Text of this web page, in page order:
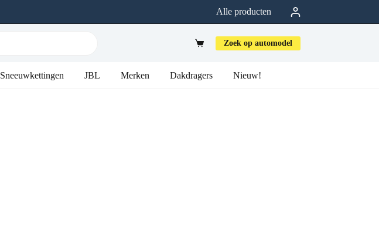
Alle producten
Zoek op automodel
Sneeuwkettingen JBL Merken Dakdragers Nieuw!